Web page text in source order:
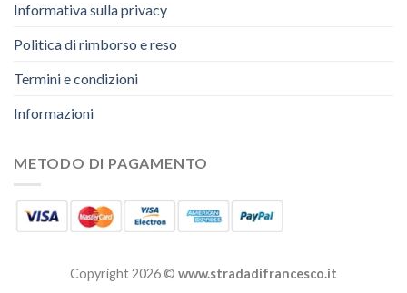
Informativa sulla privacy
Politica di rimborso e reso
Termini e condizioni
Informazioni
METODO DI PAGAMENTO
Copyright 2026 © www.stradadifrancesco.it